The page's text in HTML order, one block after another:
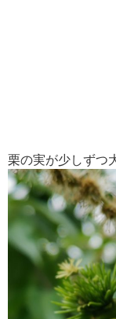
栗の実が少しずつ